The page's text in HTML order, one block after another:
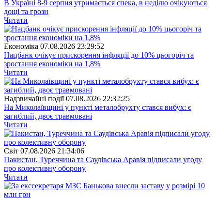
В Україні 8-9 серпня утримається спека, в неділю очікуються
дощі та грози
Читати
Економіка 07.08.2026 23:29:52
Нацбанк очікує прискорення інфляції до 10% цьогоріч та
зростання економіки на 1,8%
Читати
Надзвичайні події 07.08.2026 22:32:25
На Миколаївщині у пункті металобрухту стався вибух: є
загиблий, двоє травмовані
Читати
Свiт 07.08.2026 21:34:06
Пакистан, Туреччина та Саудівська Аравія підписали угоду
про колективну оборону
Читати